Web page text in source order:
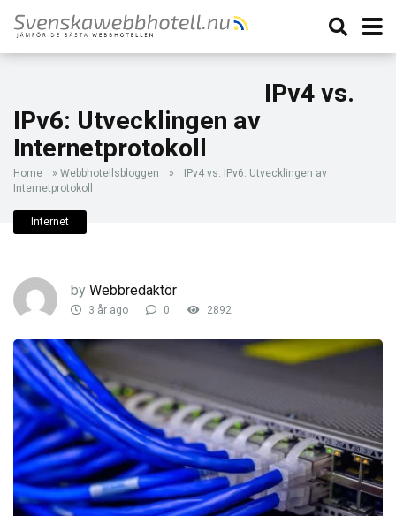
IPv4 vs.
IPv6: Utvecklingen av
Internetprotokoll
Home » Webbhotellsbloggen »
IPv4 vs. IPv6: Utvecklingen av
Internetprotokoll
Internet
by Webbredaktör
3 år ago 0 2892